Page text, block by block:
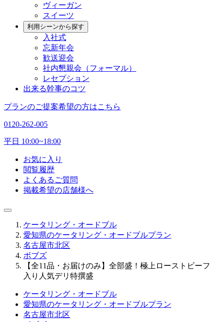
ヴィーガン
スイーツ
利用シーンから探す
入社式
忘新年会
歓送迎会
社内懇親会（フォーマル）
レセプション
出来る幹事のコツ
プランのご提案希望の方はこちら
0120-262-005
平日 10:00~18:00
お気に入り
閲覧履歴
よくあるご質問
掲載希望の店舗様へ
ケータリング・オードブル
愛知県のケータリング・オードブルプラン
名古屋市北区
ボブズ
【全11品・お届けのみ】全部盛！極上ローストビーフ
入り人気デリ特撰盛
ケータリング・オードブル
愛知県のケータリング・オードブルプラン
名古屋市北区